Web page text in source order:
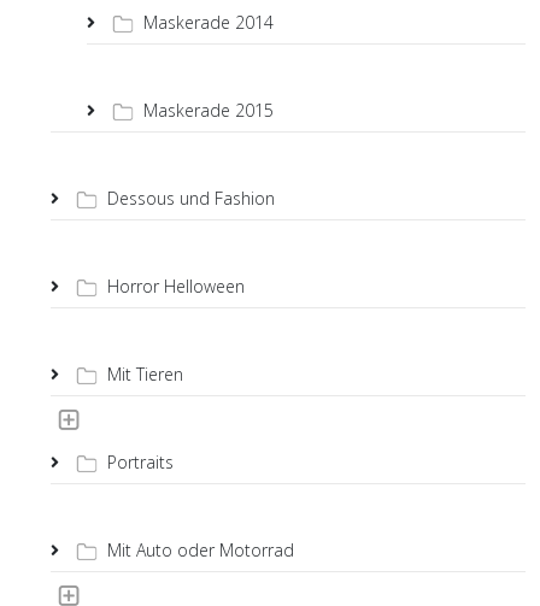
Maskerade 2014
Maskerade 2015
Dessous und Fashion
Horror Helloween
Mit Tieren
Portraits
Mit Auto oder Motorrad